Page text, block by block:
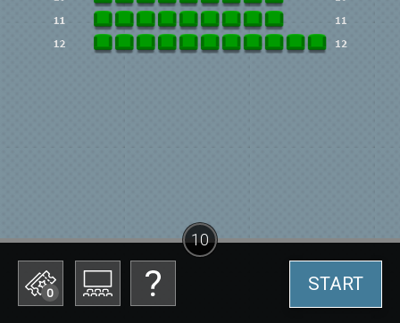
0 START
10